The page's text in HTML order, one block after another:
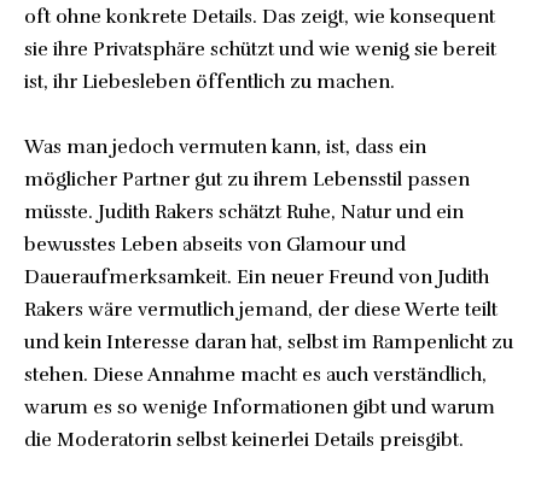
oft ohne konkrete Details. Das zeigt, wie konsequent
sie ihre Privatsphäre schützt und wie wenig sie bereit
ist, ihr Liebesleben öffentlich zu machen.
Was man jedoch vermuten kann, ist, dass ein
möglicher Partner gut zu ihrem Lebensstil passen
müsste. Judith Rakers schätzt Ruhe, Natur und ein
bewusstes Leben abseits von Glamour und
Daueraufmerksamkeit. Ein neuer Freund von Judith
Rakers wäre vermutlich jemand, der diese Werte teilt
und kein Interesse daran hat, selbst im Rampenlicht zu
stehen. Diese Annahme macht es auch verständlich,
warum es so wenige Informationen gibt und warum
die Moderatorin selbst keinerlei Details preisgibt.